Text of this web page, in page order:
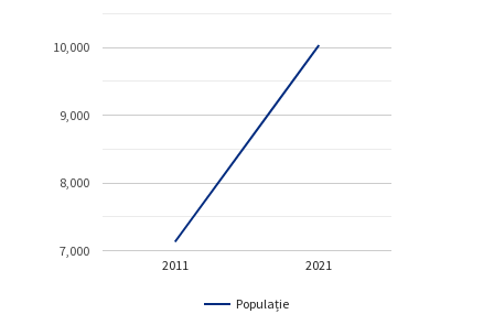
Populație
2011 2021
7,000
8,000
9,000
10,000